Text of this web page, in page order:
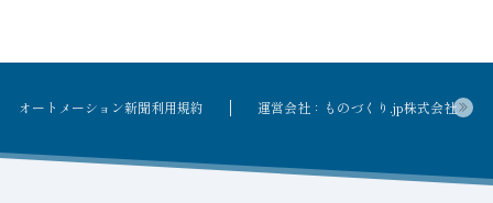
オートメーション新聞利用規約 運営会社：ものづくり.jp株式会社